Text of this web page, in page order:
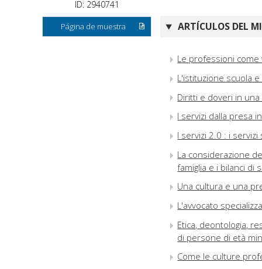
ID: 2940741
Página de muestra ARTÍCULOS DEL
Le professioni
L'istituzione scuola
Diritti e doveri in
I servizi dalla presa
I servizi 2.0 : i
La considerazione
famiglia e i bilanci di
Una cultura e una
L'avvocato
Etica, deontologia,
di persone di età
Come le culture